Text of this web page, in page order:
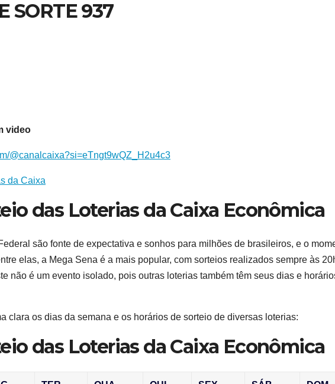
SORTE 937
video
@canalcaixa?si=eTngt9wQZ_H2u4c3
da Caixa
das Loterias da Caixa Econômica
são fonte de expectativa e sonhos para milhões de brasileiros, e o
elas, a Mega Sena é a mais popular, com sorteios realizados sempre às
não é um evento isolado, pois outras loterias também têm seus dias e
clara os dias da semana e os horários de sorteio de diversas loterias:
das Loterias da Caixa Econômica